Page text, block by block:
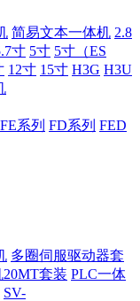
简易文本一体机 2.8
寸 5寸 5寸（ES
12寸 15寸 H3G H3U
FE系列 FD系列 FED
多圈伺服驱动器套
套装 PLC一体
SV-